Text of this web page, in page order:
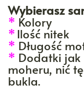
Wybierasz
* Kolory
* Ilość nitek
* Długość
* Dodatki jak
moheru, nić
bukla.